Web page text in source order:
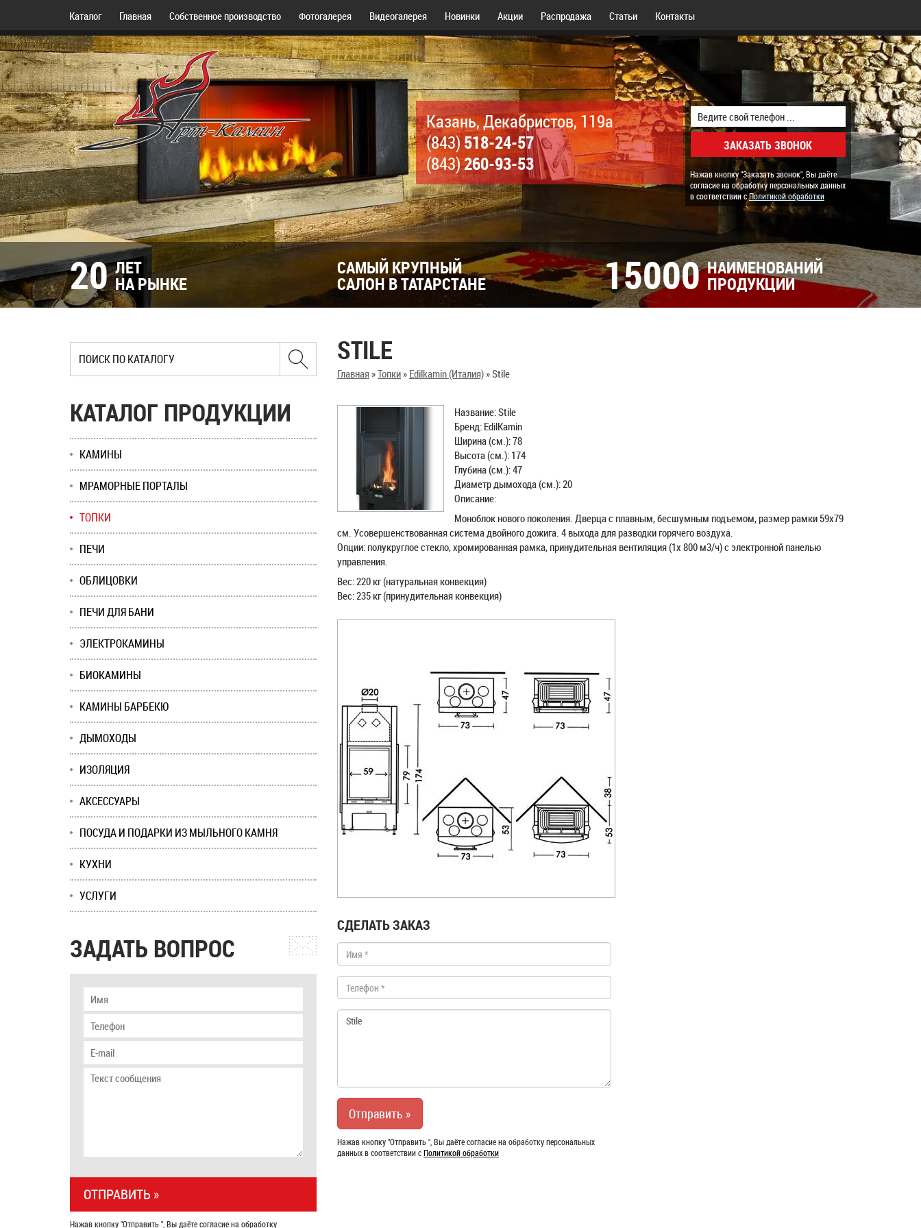
Каталог Главная Собственное производство Фотогалерея Видеогалерея Новинки Акции Распродажа Статьи Контакты
Казань, Декабристов, 119а
(843)518-24-57
(843)260-93-53
Нажав кнопку "Заказать звонок", Вы даёте
согласие на обработку персональных данных
в соответствии сПолитикой обработки
20 ЛЕТ
НА РЫНКЕ
САМЫЙ КРУПНЫЙ
САЛОН В ТАТАРСТАНЕ 15000 НАИМЕНОВАНИЙ
ПРОДУКЦИИ
STILE
Главная»Топки» Edilkamin (Италия)»Stile
Название: Stile
Бренд: EdilKamin
Ширина (см.): 78
Высота (см.): 174
Глубина (см.): 47
Диаметр дымохода (см.): 20
Описание:
Моноблок нового поколения. Дверца с плавным, бесшумным подъемом, размер рамки 59х79
см. Усовершенствованная система двойного дожига. 4 выхода для разводки горячего воздуха.
Опции: полукруглое стекло, хромированная рамка, принудительная вентиляция (1х 800 м3/ч) с электронной панелью
управления.
Вес: 220 кг (натуральная конвекция)
Вес: 235 кг (принудительная конвекция)
СДЕЛАТЬ ЗАКАЗ
Нажав кнопку "Отправить ", Вы даёте согласие на обработку персональных
данных в соответствии сПолитикой обработки
КАТАЛОГ ПРОДУКЦИИ
КАМИНЫ
МРАМОРНЫЕ ПОРТАЛЫ
ТОПКИ
ПЕЧИ
ОБЛИЦОВКИ
ПЕЧИ ДЛЯ БАНИ
ЭЛЕКТРОКАМИНЫ
БИОКАМИНЫ
КАМИНЫ БАРБЕКЮ
ДЫМОХОДЫ
ИЗОЛЯЦИЯ
АКСЕССУАРЫ
ПОСУДА И ПОДАРКИ ИЗ МЫЛЬНОГО КАМНЯ
КУХНИ
УСЛУГИ
ЗАДАТЬ ВОПРОС
Нажав кнопку "Отправить ", Вы даёте согласие на обработку